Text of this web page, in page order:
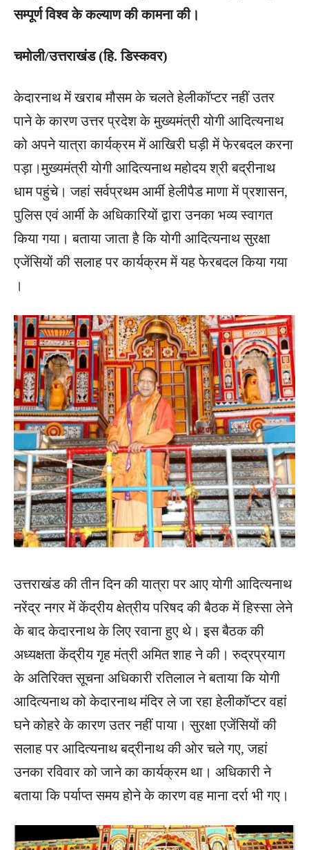
सम्पूर्ण विश्व के कल्याण की कामना की।
चमोली/उत्तराखंड (हि. डिस्कवर)
केदारनाथ में खराब मौसम के चलते हेलीकॉप्टर नहीं उतर
पाने के कारण उत्तर प्रदेश के मुख्यमंत्री योगी आदित्यनाथ
को अपने यात्रा कार्यक्रम में आखिरी घड़ी में फेरबदल करना
पड़ा।मुख्यमंत्री योगी आदित्यनाथ महोदय श्री बद्रीनाथ
धाम पहुंचे। जहां सर्वप्रथम आर्मी हेलीपैड माणा में प्रशासन,
पुलिस एवं आर्मी के अधिकारियों द्वारा उनका भव्य स्वागत
किया गया। बताया जाता है कि योगी आदित्यनाथ सुरक्षा
एजेंसियों की सलाह पर कार्यक्रम में यह फेरबदल किया गया
।
उत्तराखंड की तीन दिन की यात्रा पर आए योगी आदित्यनाथ
नरेंद्र नगर में केंद्रीय क्षेत्रीय परिषद की बैठक में हिस्सा लेने
के बाद केदारनाथ के लिए रवाना हुए थे। इस बैठक की
अध्यक्षता केंद्रीय गृह मंत्री अमित शाह ने की। रुद्रप्रयाग
के अतिरिक्त सूचना अधिकारी रतिलाल ने बताया कि योगी
आदित्यनाथ को केदारनाथ मंदिर ले जा रहा हेलीकॉप्टर वहां
घने कोहरे के कारण उतर नहीं पाया। सुरक्षा एजेंसियों की
सलाह पर आदित्यनाथ बद्रीनाथ की ओर चले गए, जहां
उनका रविवार को जाने का कार्यक्रम था। अधिकारी ने
बताया कि पर्याप्त समय होने के कारण वह माना दर्रा भी गए।